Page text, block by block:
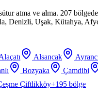
atma ve alma. 207
Denizli, Uşak, Kütahya,
Alsancak
Bozyaka Çamdibi
Çiftlikköy+195 bölge